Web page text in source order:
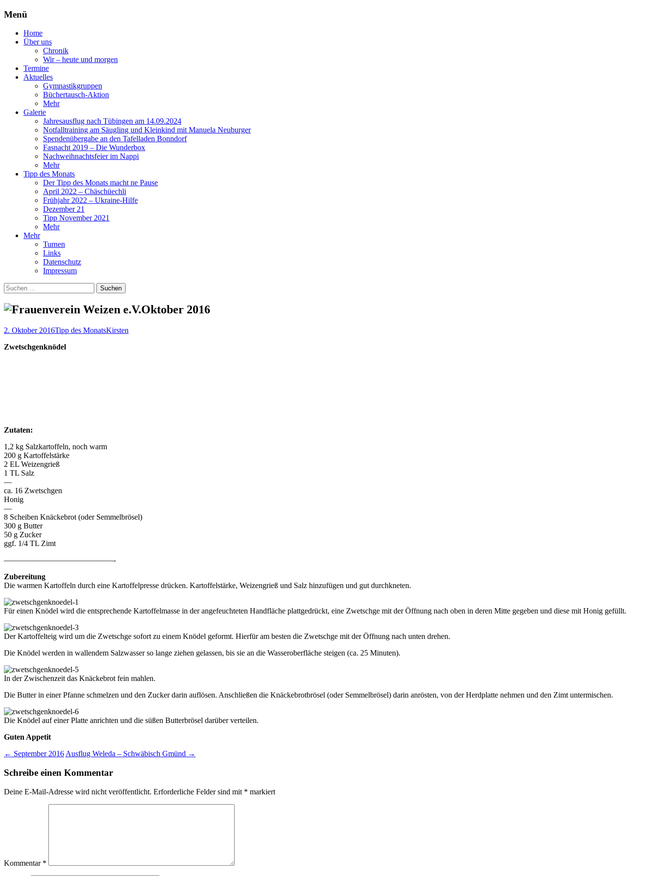
Menü
Zum
Inhalt
Home
Über uns
Chronik
Wir – heute und morgen
Termine
Aktuelles
Gymnastikgruppen
Büchertausch-Aktion
Mehr
Galerie
Jahresausflug nach Tübingen am 14.09.2024
Notfalltraining am Säugling und Kleinkind mit Manuela Neuburger
Spendenübergabe an den Tafelladen Bonndorf
Fasnacht 2019 – Die Wunderbox
Nachweihnachtsfeier im Nappi
Mehr
Tipp des Monats
Der Tipp des Monats macht ne Pause
April 2022 – Chäschüechli
Frühjahr 2022 – Ukraine-Hilfe
Dezember 21
Tipp November 2021
Mehr
Mehr
Turnen
Links
Datenschutz
Impressum
Suchen
nach:
Oktober 2016
2. Oktober 2016Tipp des MonatsKirsten
Zwetschgenknödel
Zutaten:
1,2 kg Salzkartoffeln, noch warm
200 g Kartoffelstärke
2 EL Weizengrieß
1 TL Salz
—
ca. 16 Zwetschgen
Honig
—
8 Scheiben Knäckebrot (oder Semmelbrösel)
300 g Butter
50 g Zucker
ggf. 1/4 TL Zimt
——————————————-
Zubereitung
Die warmen Kartoffeln durch eine Kartoffelpresse drücken. Kartoffelstärke, Weizengrieß und Salz hinzufügen und gut durchkneten.
Für einen Knödel wird die entsprechende Kartoffelmasse in der angefeuchteten Handfläche plattgedrückt, eine Zwetschge mit der Öffnung nach oben in deren Mitte gegeben und diese mit Honig gefüllt.
Der Kartoffelteig wird um die Zwetschge sofort zu einem Knödel geformt. Hierfür am besten die Zwetschge mit der Öffnung nach unten drehen.
Die Knödel werden in wallendem Salzwasser so lange ziehen gelassen, bis sie an die Wasseroberfläche steigen (ca. 25 Minuten).
In der Zwischenzeit das Knäckebrot fein mahlen.
Die Butter in einer Pfanne schmelzen und den Zucker darin auflösen. Anschließen die Knäckebrotbrösel (oder Semmelbrösel) darin anrösten, von der Herdplatte nehmen und den Zimt untermischen.
Die Knödel auf einer Platte anrichten und die süßen Butterbrösel darüber verteilen.
Guten Appetit
Beitragsnavigation
← September 2016 Ausflug Weleda – Schwäbisch Gmünd →
Schreibe einen Kommentar
Deine E-Mail-Adresse wird nicht veröffentlicht. Erforderliche Felder sind mit * markiert
Kommentar *